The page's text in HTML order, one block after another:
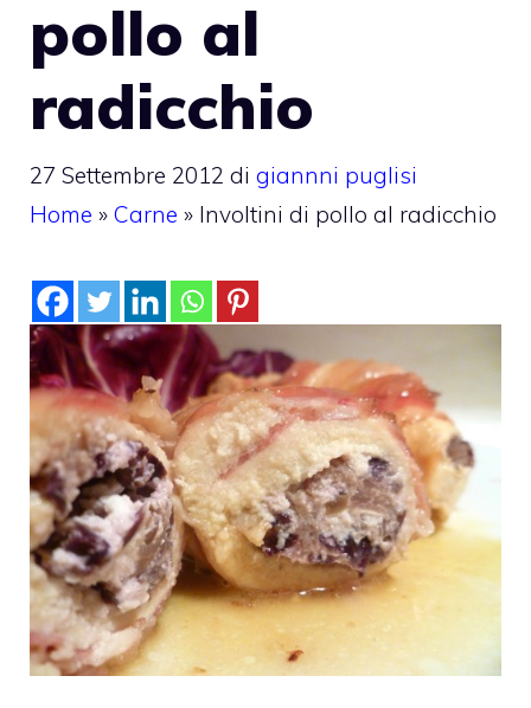
pollo al
radicchio
27 Settembre 2012 di giannni puglisi
Home » Carne » Involtini di pollo al radicchio